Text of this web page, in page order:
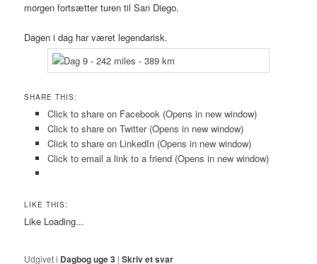
morgen fortsætter turen til San Diego.
Dagen i dag har været legendarisk.
SHARE THIS:
Click to share on Facebook (Opens in new window)
Click to share on Twitter (Opens in new window)
Click to share on LinkedIn (Opens in new window)
Click to email a link to a friend (Opens in new window)
LIKE THIS:
Like Loading...
Udgivet i Dagbog uge 3 |Skriv et svar